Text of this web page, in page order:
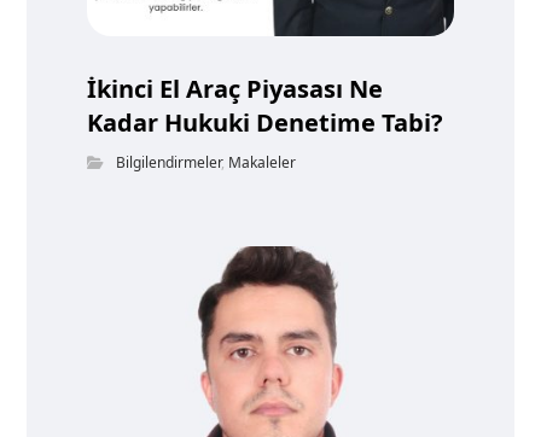
İkinci El Araç Piyasası Ne
Kadar Hukuki Denetime Tabi?
Bilgilendirmeler, Makaleler